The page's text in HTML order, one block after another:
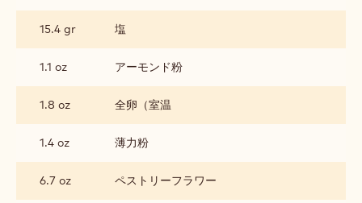
ブ
レ
15.4 gr 塩
1.1 oz アーモンド粉
1.8 oz 全卵（室温
1.4 oz 薄力粉
6.7 oz ペストリーフラワー